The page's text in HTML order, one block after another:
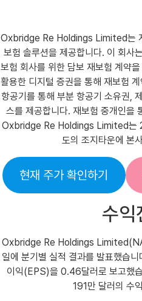
Oxbridge Re Holdings Limited는
보험 솔루션을 제공합니다. 이 회사
보험 회사를 위한 담보 재보험 계약
활용한 디지털 증권을 통해 재보험
항공기를 통해 부분 항공기 소유권,
스를 제공합니다. 재보험 중개인을
Oxbridge Re Holdings Limited는
도의 조지타운에 본
현재 주가 확인하기
수익
Oxbridge Re Holdings
일에 분기별 실적 결과를 발표했습
이익(EPS)을 0.46달러로 보고했
191만 달러의 수